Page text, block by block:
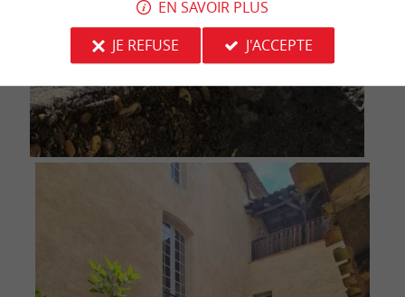
EN SAVOIR PLUS
JE REFUSE
J'ACCEPTE